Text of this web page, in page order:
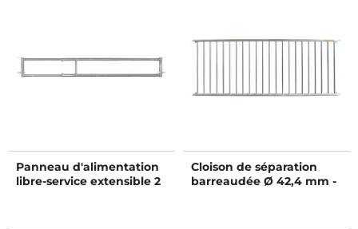
Panneau d'alimentation
libre-service extensible 2
Cloison de séparation
barreaudée Ø 42,4 mm -